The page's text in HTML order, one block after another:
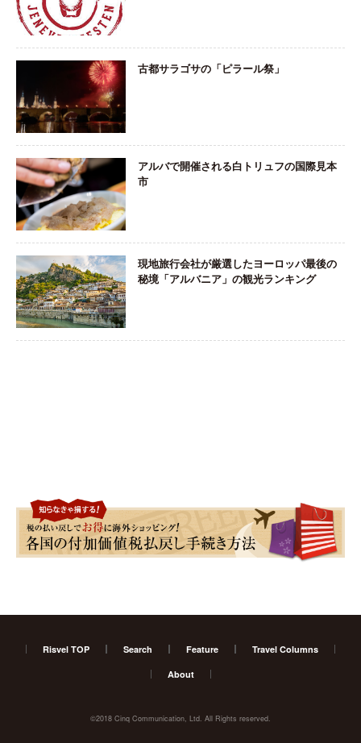
古都サラゴサの「ピラール祭」
アルバで開催される白トリュフの国際見本
市
現地旅行会社が厳選したヨーロッパ最後の
秘境「アルバニア」の観光ランキング
Risvel TOP Search Feature Travel Columns
About
©2018 Cinq Communication, Ltd. All Rights reserved.